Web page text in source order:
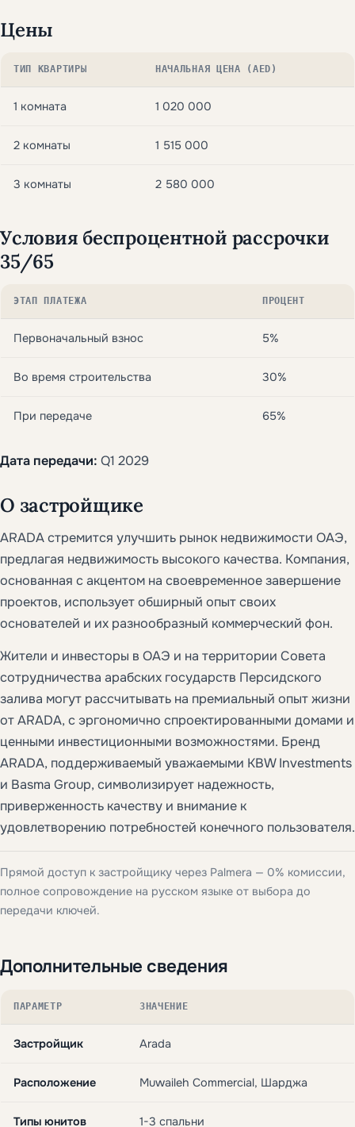
Цены
ТИП КВАРТИРЫ НАЧАЛЬНАЯ ЦЕНА (AED)
1 комната 1 020 000
2 комнаты 1 515 000
3 комнаты 2 580 000
Условия беспроцентной рассрочки
35/65
ЭТАП ПЛАТЕЖА ПРОЦЕНТ
Первоначальный взнос 5%
Во время строительства 30%
При передаче 65%
Дата передачи: Q1 2029
О застройщике
ARADA стремится улучшить рынок недвижимости ОАЭ,
предлагая недвижимость высокого качества. Компания,
основанная с акцентом на своевременное завершение
проектов, использует обширный опыт своих
основателей и их разнообразный коммерческий фон.
Жители и инвесторы в ОАЭ и на территории Совета
сотрудничества арабских государств Персидского
залива могут рассчитывать на премиальный опыт жизни
от ARADA, с эргономично спроектированными домами и
ценными инвестиционными возможностями. Бренд
ARADA, поддерживаемый уважаемыми KBW Investments
и Basma Group, символизирует надежность,
приверженность качеству и внимание к
удовлетворению потребностей конечного пользователя.
Прямой доступ к застройщику через Palmera — 0% комиссии,
полное сопровождение на русском языке от выбора до
передачи ключей.
Дополнительные сведения
ПАРАМЕТР ЗНАЧЕНИЕ
Застройщик Arada
Расположение Muwaileh Commercial, Шарджа
Типы юнитов 1-3 спальни